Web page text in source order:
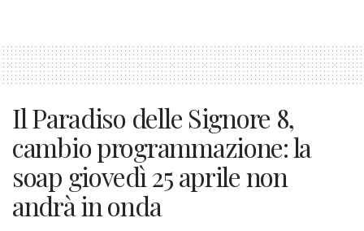
Il Paradiso delle Signore 8,
cambio programmazione: la
soap giovedì 25 aprile non
andrà in onda